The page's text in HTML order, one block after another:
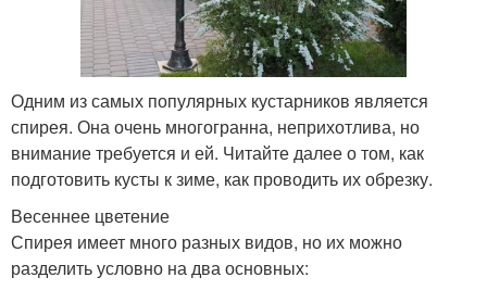
Одним из самых популярных кустарников является
спирея. Она очень многогранна, неприхотлива, но
внимание требуется и ей. Читайте далее о том, как
подготовить кусты к зиме, как проводить их обрезку.
Весеннее цветение
Спирея имеет много разных видов, но их можно
разделить условно на два основных: